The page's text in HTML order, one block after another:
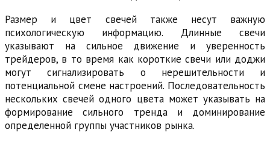
Размер и цвет свечей также несут важную
психологическую информацию. Длинные свечи
указывают на сильное движение и уверенность
трейдеров, в то время как короткие свечи или доджи
могут сигнализировать о нерешительности и
потенциальной смене настроений. Последовательность
нескольких свечей одного цвета может указывать на
формирование сильного тренда и доминирование
определенной группы участников рынка.